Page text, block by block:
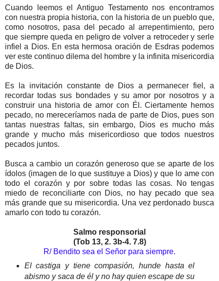
Cuando leemos el Antiguo Testamento nos encontramos
con nuestra propia historia, con la historia de un pueblo que,
como nosotros, pasa del pecado al arrepentimiento, pero
que siempre queda en peligro de volver a retroceder y serle
infiel a Dios. En esta hermosa oración de Esdras podemos
ver este continuo dilema del hombre y la infinita misericordia
de Dios.
Es la invitación constante de Dios a permanecer fiel, a
recordar todas sus bondades y su amor por nosotros y a
construir una historia de amor con Él. Ciertamente hemos
pecado, no mereceríamos nada de parte de Dios, pues son
tantas nuestras faltas, sin embargo, Dios es mucho más
grande y mucho más misericordioso que todos nuestros
pecados juntos.
Busca a cambio un corazón generoso que se aparte de los
ídolos (imagen de lo que sustituye a Dios) y que lo ame con
todo el corazón y por sobre todas las cosas. No tengas
miedo de reconciliarte con Dios, no hay pecado que sea
más grande que su misericordia. Una vez perdonado busca
amarlo con todo tu corazón.
Salmo responsorial
(Tob 13, 2. 3b-4. 7.8)
R/ Bendito sea el Señor para siempre.
El castiga y tiene compasión, hunde hasta el
abismo y saca de él y no hay quien escape de su